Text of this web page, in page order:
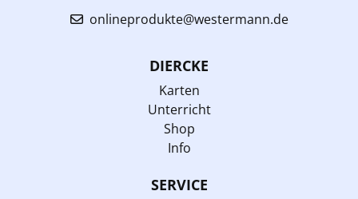
onlineprodukte@westermann.de
DIERCKE
Karten
Unterricht
Shop
Info
SERVICE